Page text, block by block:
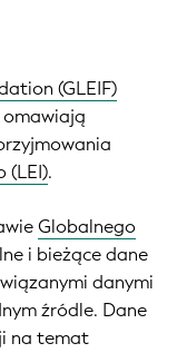
(GLEIF)
(LEI).
Globalnego
i bieżące dane
danymi
źródle. Dane
na temat